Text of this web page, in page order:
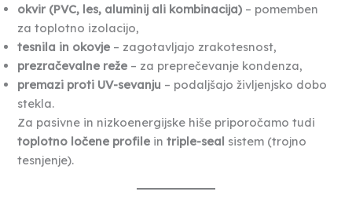
okvir (PVC, les, aluminij ali kombinacija) – pomemben
za toplotno izolacijo,
tesnila in okovje – zagotavljajo zrakotesnost,
prezračevalne reže – za preprečevanje kondenza,
premazi proti UV-sevanju – podaljšajo življenjsko dobo
stekla.
Za pasivne in nizkoenergijske hiše priporočamo tudi
toplotno ločene profile intriple-seal sistem (trojno
tesnjenje).